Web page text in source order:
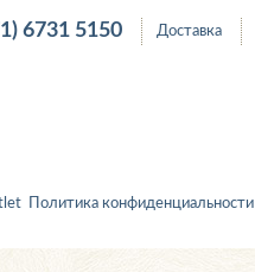
6731 5150 Доставка
Политика конфиденциальности